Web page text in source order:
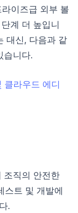
이즈급 외부 볼
계 더 높입니
대신, 다음과 같
습니다.
클라우드 에디
조직의 안전한
스트 및 개발에
.